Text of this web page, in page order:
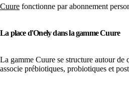
Cuure fonctionne par abonnement
La place d'Onely dans la gamme Cuure
La gamme Cuure se structure autour de
associe prébiotiques, probiotiques et